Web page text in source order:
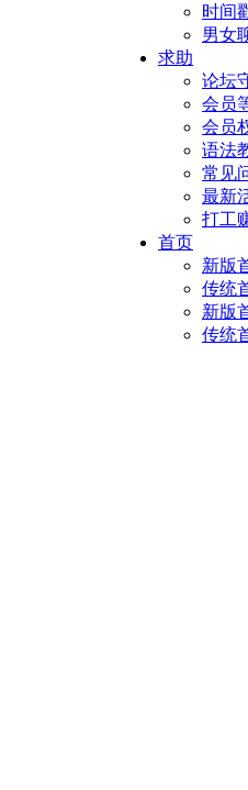
时间
男女
求助
论坛
会员
会员
语法
常见
最新
打工
首页
新版
传统
新版
传统